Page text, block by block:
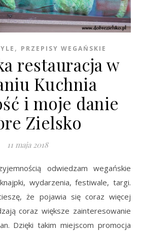
, PRZEPISY WEGAŃSKIE
restauracja w
Kuchnia
i moje danie
Zielsko
11 maja 2018
odwiedzam wegańskie
wydarzenia, festiwale, targi.
że pojawia się coraz więcej
coraz większe zainteresowanie
Dzięki takim miejscom promocja